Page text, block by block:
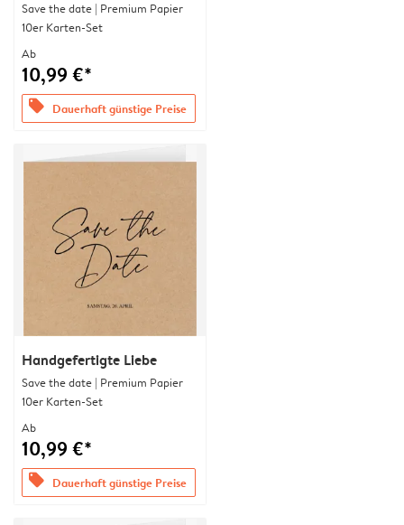
Save the date | Premium Papier
10er Karten-Set
Ab
10,99 €*
offers Dauerhaft günstige Preise
Handgefertigte Liebe
Save the date | Premium Papier
10er Karten-Set
Ab
10,99 €*
offers Dauerhaft günstige Preise